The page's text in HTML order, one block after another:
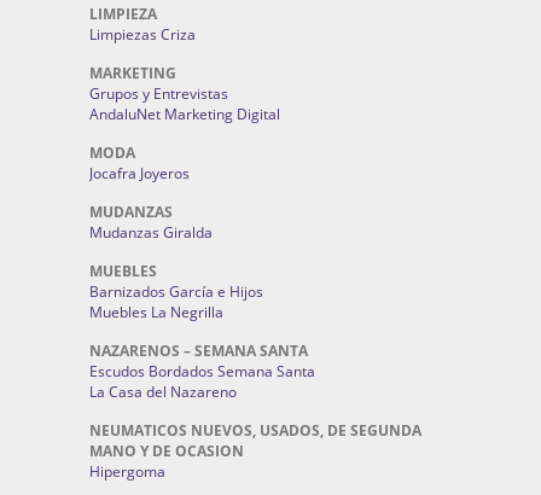
LIMPIEZA
Limpiezas Criza
MARKETING
Grupos y Entrevistas
AndaluNet Marketing Digital
MODA
Jocafra Joyeros
MUDANZAS
Mudanzas Giralda
MUEBLES
Barnizados García e Hijos
Muebles La Negrilla
NAZARENOS – SEMANA SANTA
Escudos Bordados Semana Santa
La Casa del Nazareno
NEUMATICOS NUEVOS, USADOS, DE SEGUNDA
MANO Y DE OCASION
Hipergoma